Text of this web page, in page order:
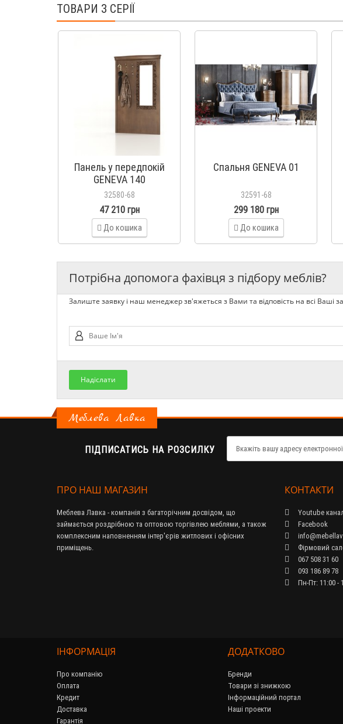
ТОВАРИ З СЕРІЇ
Панель у передпокій
GENEVA 140
32580-68
47 210 грн
До кошика
Спальня GENEVA 01
32591-68
299 180 грн
До кошика
Потрібна допомога фахівця з підбору меблів?
Залиште заявку і наш менеджер зв'яжеться з Вами та відповість на всі Ваші
Надіслати
Меблева Лавка
ПІДПИСАТИСЬ НА РОЗСИЛКУ
ПРО НАШ МАГАЗИН
Меблева Лавка - компанія з багаторічним досвідом, що
займається роздрібною та оптовою торгівлею меблями, а також
комплексним наповненням інтер'єрів житлових і офісних
приміщень.
КОНТАКТИ
Youtube
Facebook
Фірмовий
067 508 31 60
093 186 89 78
Пн-Пт: 11:00 -
ІНФОРМАЦІЯ
Про компанію
Оплата
Кредит
Доставка
Гарантія
ДОДАТКОВО
Бренди
Товари зі знижкою
Інформаційний портал
Наші проекти